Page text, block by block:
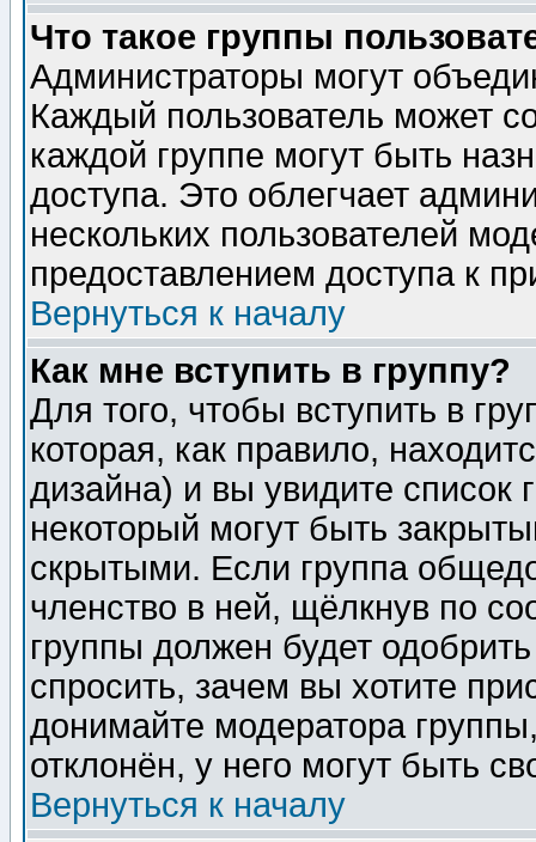
Что такое группы
Администраторы могут
Каждый пользователь может
каждой группе могут быть
доступа. Это облегчает
нескольких пользователей
предоставлением доступа к
Вернуться к началу
Как мне вступить в группу?
Для того, чтобы вступить в
которая, как правило,
дизайна) и вы увидите список
некоторый могут быть
скрытыми. Если группа
членство в ней, щёлкнув по
группы должен будет
спросить, зачем вы хотите
донимайте модератора
отклонён, у него могут быть
Вернуться к началу